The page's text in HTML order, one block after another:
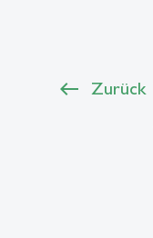
Zurück